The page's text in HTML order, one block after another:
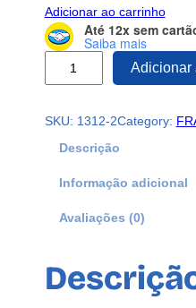
Adicionar ao carrinho
Até 12x sem
Saiba mais
1
F
P
Adicionar
SKU: 1312-2Category:
Descrição
Informação adicional
Avaliações (0)